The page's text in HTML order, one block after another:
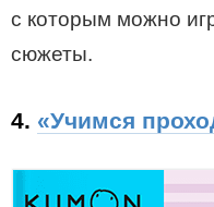
с которым можно
сюжеты.
4. «Учимся